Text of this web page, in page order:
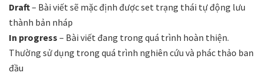
Draft– Bài viết sẽ mặc định được set trạng thái tự động lưu
thành bản nháp
In progress – Bài viết đang trong quá trình hoàn thiện.
Thường sử dụng trong quá trình nghiên cứu và phác thảo ban
đầu